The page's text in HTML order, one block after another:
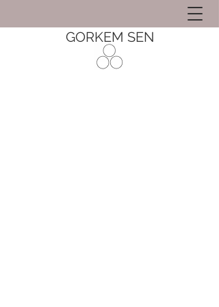
GORKEM SEN